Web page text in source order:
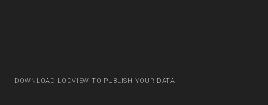
DOWNLOAD LODVIEW TO PUBLISH YOUR DATA